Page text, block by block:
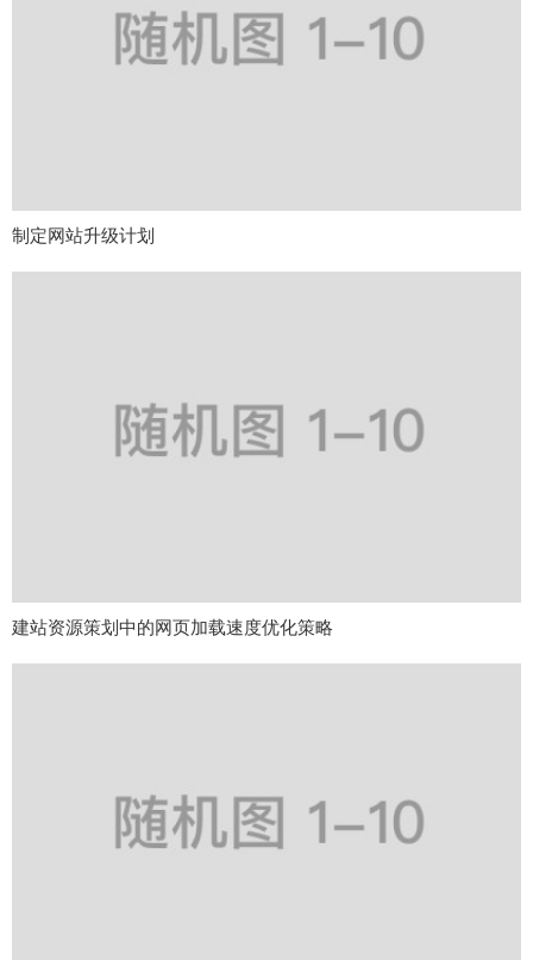
制定网站升级计划
建站资源策划中的网页加载速度优化策略